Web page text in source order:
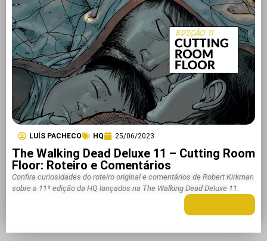
LUÍS PACHECO HQ 25/06/2023
The Walking Dead Deluxe 11 – Cutting Room
Floor: Roteiro e Comentários
Confira curiosidades do roteiro original e comentários de Robert Kirkman
sobre a 11ª edição da HQ lançados na The Walking Dead Deluxe 11.